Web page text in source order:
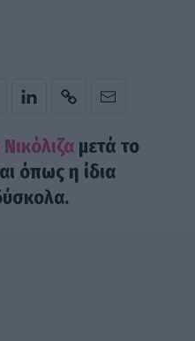
μετά το
όπως η ίδια